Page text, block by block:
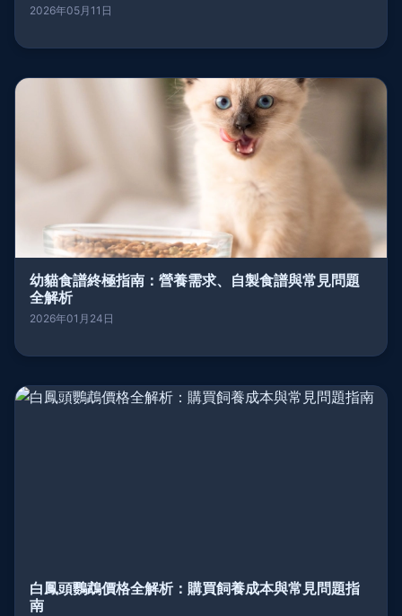
2026年05月11日
幼貓食譜終極指南：營養需求、自製食譜與常見問題
全解析
2026年01月24日
白鳳頭鸚鵡價格全解析：購買飼養成本與常見問題指
南